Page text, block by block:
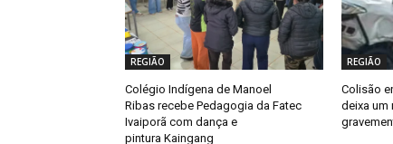
REGIÃO
Colégio Indígena de Manoel
Ribas recebe Pedagogia da Fatec
Ivaiporã com dança e
pintura Kaingang
REGIÃO
Colisão
deixa um